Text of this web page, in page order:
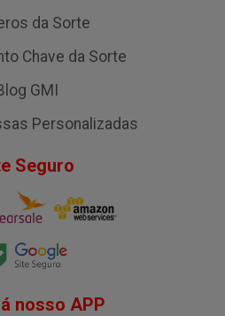
da Sorte
Chave da Sorte
GMI
Personalizadas
Seguro
nosso APP